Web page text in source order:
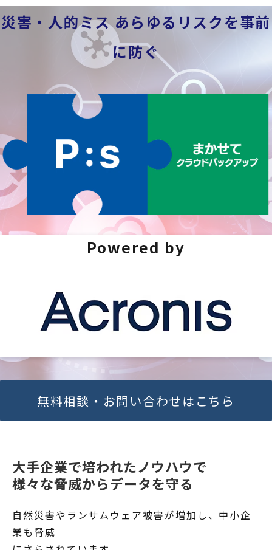
災害・人的ミス あらゆるリスクを事前
に防ぐ
Powered by
無料相談・お問い合わせはこちら
大手企業で培われたノウハウで
様々な脅威からデータを守る
自然災害やランサムウェア被害が増加し、中小企
業も脅威